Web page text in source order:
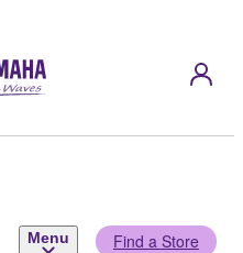
Menu Find a Store